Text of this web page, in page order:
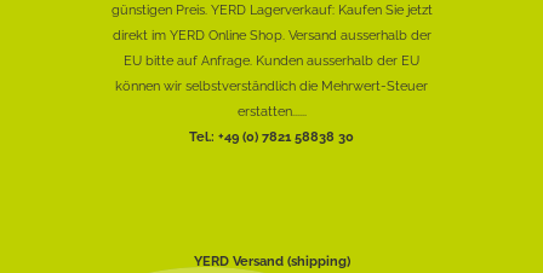
günstigen Preis. YERD Lagerverkauf: Kaufen Sie jetzt
direkt im YERD Online Shop. Versand ausserhalb der
EU bitte auf Anfrage. Kunden ausserhalb der EU
können wir selbstverständlich die Mehrwert-Steuer
erstatten......
Tel.: +49 (0) 7821 58838 30
YERD Versand (shipping)